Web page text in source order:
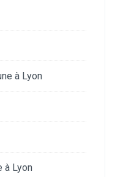
à Lyon
à Lyon